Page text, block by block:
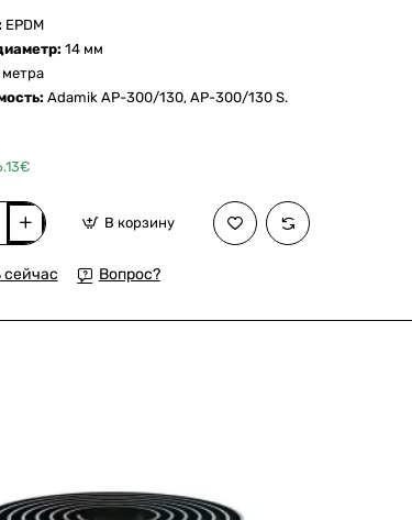
EPDM
14 мм
метра
Adamik AP-300/130, AP-300/130 S.
В корзину
сейчас Вопрос?